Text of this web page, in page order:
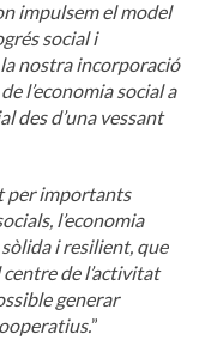
impulsem el model
social i
nostra incorporació
l’economia social a
des d’una vessant
per importants
l’economia
i resilient, que
de l’activitat
generar
”